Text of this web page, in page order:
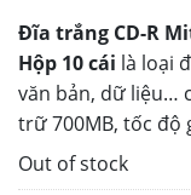
Đĩa trắng CD-R
Hộp 10 cái là loại
văn bản, dữ liệu…
trữ 700MB, tốc độ
Out of stock